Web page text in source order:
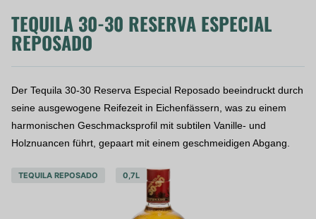
TEQUILA 30-30 RESERVA ESPECIAL
REPOSADO
Der Tequila 30-30 Reserva Especial Reposado beeindruckt durch
seine ausgewogene Reifezeit in Eichenfässern, was zu einem
harmonischen Geschmacksprofil mit subtilen Vanille- und
Holznuancen führt, gepaart mit einem geschmeidigen Abgang.
TEQUILA REPOSADO 0,7L